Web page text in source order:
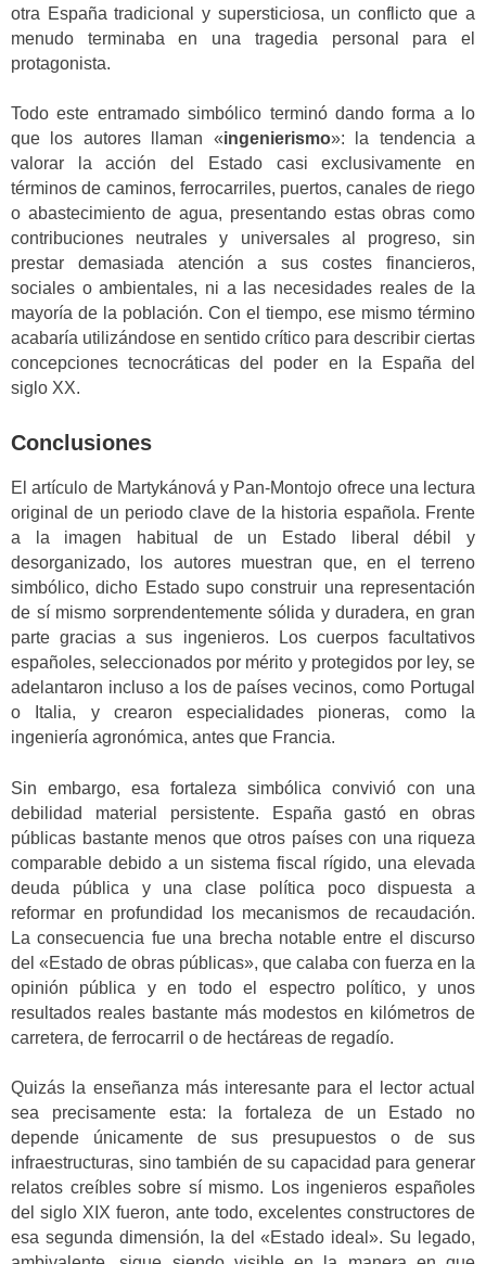
otra España tradicional y supersticiosa, un conflicto que a
menudo terminaba en una tragedia personal para el
protagonista.
Todo este entramado simbólico terminó dando forma a lo
que los autores llaman «ingenierismo»: la tendencia a
valorar la acción del Estado casi exclusivamente en
términos de caminos, ferrocarriles, puertos, canales de riego
o abastecimiento de agua, presentando estas obras como
contribuciones neutrales y universales al progreso, sin
prestar demasiada atención a sus costes financieros,
sociales o ambientales, ni a las necesidades reales de la
mayoría de la población. Con el tiempo, ese mismo término
acabaría utilizándose en sentido crítico para describir ciertas
concepciones tecnocráticas del poder en la España del
siglo XX.
Conclusiones
El artículo de Martykánová y Pan-Montojo ofrece una lectura
original de un periodo clave de la historia española. Frente
a la imagen habitual de un Estado liberal débil y
desorganizado, los autores muestran que, en el terreno
simbólico, dicho Estado supo construir una representación
de sí mismo sorprendentemente sólida y duradera, en gran
parte gracias a sus ingenieros. Los cuerpos facultativos
españoles, seleccionados por mérito y protegidos por ley, se
adelantaron incluso a los de países vecinos, como Portugal
o Italia, y crearon especialidades pioneras, como la
ingeniería agronómica, antes que Francia.
Sin embargo, esa fortaleza simbólica convivió con una
debilidad material persistente. España gastó en obras
públicas bastante menos que otros países con una riqueza
comparable debido a un sistema fiscal rígido, una elevada
deuda pública y una clase política poco dispuesta a
reformar en profundidad los mecanismos de recaudación.
La consecuencia fue una brecha notable entre el discurso
del «Estado de obras públicas», que calaba con fuerza en la
opinión pública y en todo el espectro político, y unos
resultados reales bastante más modestos en kilómetros de
carretera, de ferrocarril o de hectáreas de regadío.
Quizás la enseñanza más interesante para el lector actual
sea precisamente esta: la fortaleza de un Estado no
depende únicamente de sus presupuestos o de sus
infraestructuras, sino también de su capacidad para generar
relatos creíbles sobre sí mismo. Los ingenieros españoles
del siglo XIX fueron, ante todo, excelentes constructores de
esa segunda dimensión, la del «Estado ideal». Su legado,